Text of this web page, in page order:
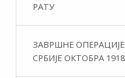
РАТУ
ЗАВРШНЕ
СРБИЈЕ ОКТОБРА